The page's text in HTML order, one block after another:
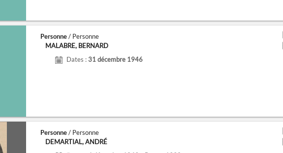
Personne/ Personne
MALABRE, BERNARD
Dates :31 décembre 1946
Personne/ Personne
DEMARTIAL, ANDRÉ